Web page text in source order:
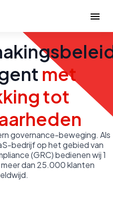
met
tot
governance-beweging. Als
bedrijf op het gebied van
(GRC) bedienen wij 1
dan 25.000 klanten